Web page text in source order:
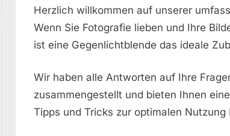
Herzlich willkommen auf unserer
Wenn Sie Fotografie lieben und Ihre
ist eine Gegenlichtblende das ideale
Wir haben alle Antworten auf Ihre
zusammengestellt und bieten Ihnen
Tipps und Tricks zur optimalen Nutzung